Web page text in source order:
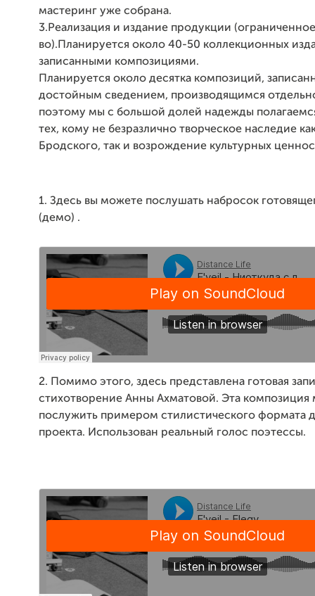
мастеринг уже собрана.
3.Реализация и издание продукции
во).Планируется около 40-50 коллекционных
записанными композициями.
Планируется около десятка композиций,
достойным сведением, производящимся
поэтому мы с большой долей надежды
тех, кому не безразлично творческое наследие
Бродского, так и возрождение культурных
1. Здесь вы можете послушать набросок
(демо) .
2. Помимо этого, здесь представлена готовая
стихотворение Анны Ахматовой. Эта композиция
послужить примером стилистического формата
проекта. Использован реальный голос поэтессы.